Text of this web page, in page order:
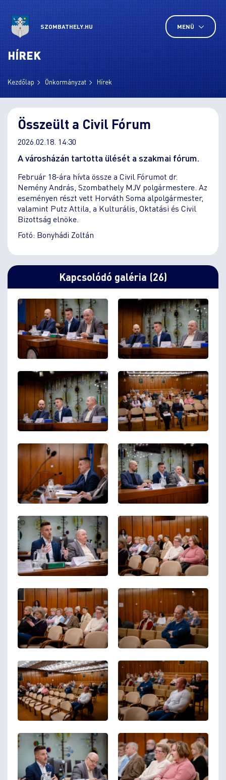
SZOMBATHELY.HU MENÜ
HÍREK
Kezdőlap Önkormányzat Hírek
Összeült a Civil Fórum
2026.02.18. 14:30
A városházán tartotta ülését a szakmai fórum.
Február 18-ára hívta össze a Civil Fórumot dr.
Nemény András, Szombathely MJV polgármestere. Az
eseményen részt vett Horváth Soma alpolgármester,
valamint Putz Attila, a Kulturális, Oktatási és Civil
Bizottság elnöke.
Fotó: Bonyhádi Zoltán
Kapcsolódó galéria (26)